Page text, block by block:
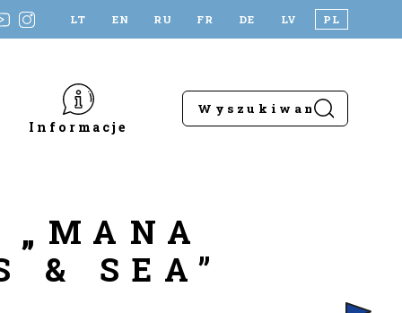
LT EN RU FR DE LV PL
Informacje
„MANA
& SEA”